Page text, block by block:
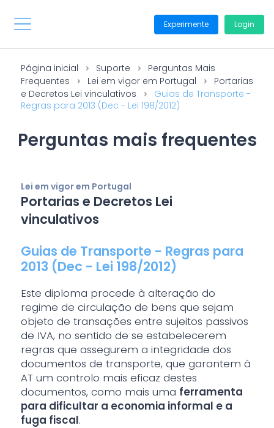
Experimente Login
Página inicial Suporte
Perguntas Mais
Frequentes
Lei em vigor em Portugal
Portarias
e Decretos Lei vinculativos
Guias de Transporte -
Regras para 2013 (Dec - Lei 198/2012)
Perguntas mais frequentes
Lei em vigor em Portugal
Portarias e Decretos Lei
vinculativos
Guias de Transporte - Regras para
2013 (Dec - Lei 198/2012)
Este diploma procede à alteração do
regime de circulação de bens que sejam
objeto de transações entre sujeitos passivos
de IVA, no sentido de se estabelecerem
regras que assegurem a integridade dos
documentos de transporte, que garantem à
AT um controlo mais eficaz destes
documentos, como mais uma ferramenta
para dificultar a economia informal e a
fuga fiscal.